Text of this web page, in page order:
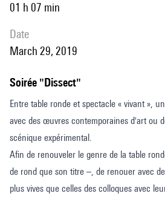
01 h 07 min
date
March 29, 2019
Soirée "Dissect"
Entre table ronde et spectacle « vivant »,
avec des œuvres contemporaines d'art ou
scénique expérimental.
Afin de renouveler le genre de la table
de rond que son titre –, de renouer avec
plus vives que celles des colloques avec